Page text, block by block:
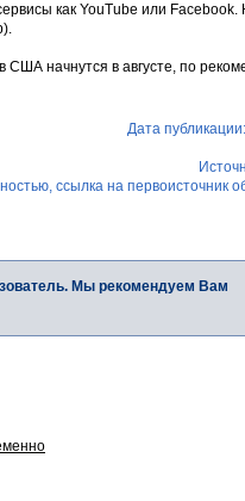
как YouTube или Facebook.
начнутся в августе, по
Дата публикации:
ссылка на первоисточник
Мы рекомендуем Вам